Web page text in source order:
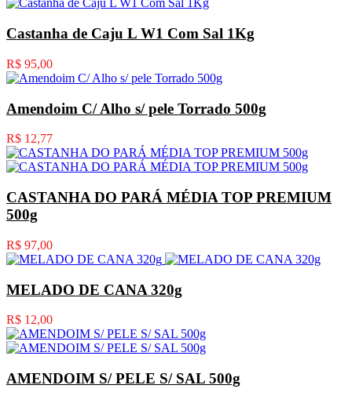
Castanha de Caju L W1 Com Sal 1Kg
R$ 95,00
Amendoim C/ Alho s/ pele Torrado 500g
R$ 12,77
CASTANHA DO PARÁ MÉDIA TOP PREMIUM
500g
R$ 97,00
MELADO DE CANA 320g
R$ 12,00
AMENDOIM S/ PELE S/ SAL 500g